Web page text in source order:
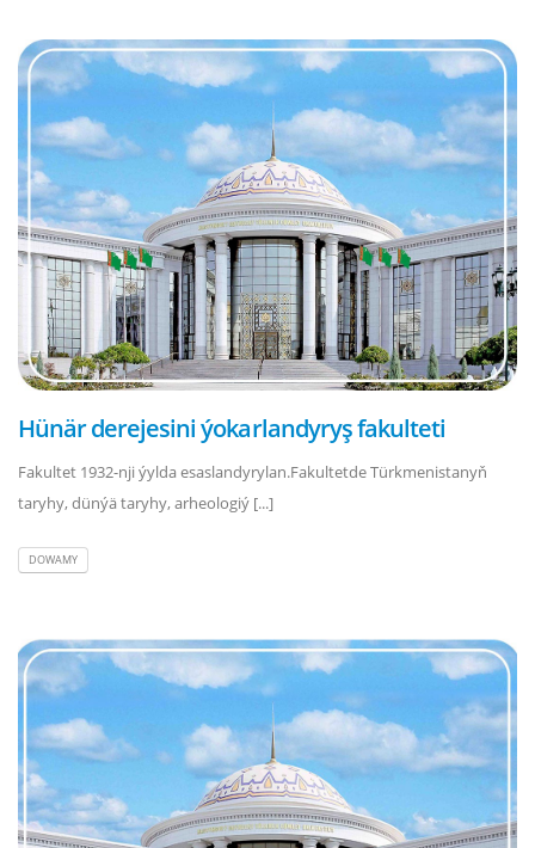
Hünär derejesini ýokarlandyryş fakulteti
Fakultet 1932-nji ýylda esaslandyrylan.Fakultetde Türkmenistanyň
taryhy, dünýä taryhy, arheologiý [...]
DOWAMY